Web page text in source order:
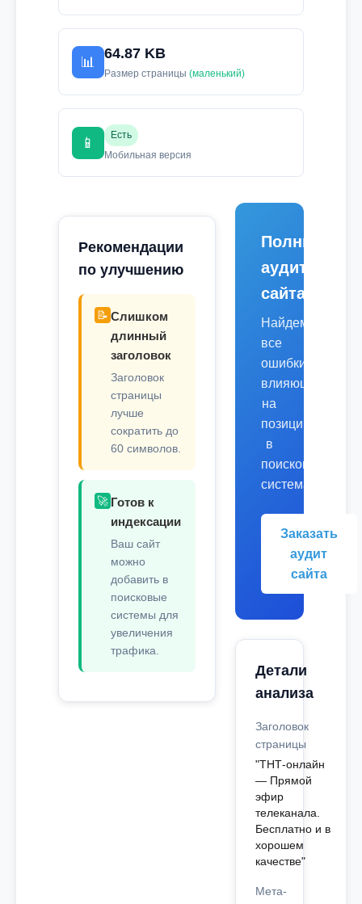
📊
64.87 KB
Размер страницы (маленький)
📱
Есть
Мобильная версия
Рекомендации
по улучшению
📝 Слишком
длинный
заголовок
Заголовок
страницы
лучше
сократить до
60 символов.
🚀 Готов к
индексации
Ваш сайт
можно
добавить в
поисковые
системы для
увеличения
трафика.
Полный
аудит
сайта
Найдем
все
ошибки,
влияющие
на
позиции
в
поисковых
системах.
Заказать
аудит
сайта
Детали
анализа
Заголовок
страницы
"ТНТ-онлайн
— Прямой
эфир
телеканала.
Бесплатно и в
хорошем
качестве"
Мета-